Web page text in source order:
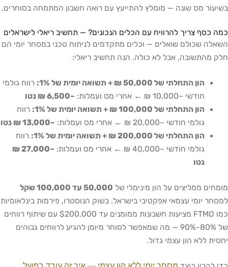
בשיעור מס שונה — מומלץ להתייעץ עם רואה חשבון המתמחה בסוחרים.
כמה כסף צריך להרוויח עם הכלים הנכונים? — תחשיב ריאלי לישראלים
השאלה שכולם שואלים — וכלים מתקדמים לניתוח טכני במסחר יומי הם
חלק מהתשובה, אבל לא כולה. הנה תחשיב ריאלי:
הון התחלתי של 50,000 ₪ + תשואה יומית של 1%:
רווח גולמי
חודשי ~10,000 ₪ ← אחרי מס ועמלות:
~6,500 ₪ נטו
הון התחלתי של 100,000 ₪ + תשואה יומית של 1%:
רווח
גולמי חודשי ~20,000 ₪ ← אחרי מס ועמלות:
~13,000 ₪ נטו
הון התחלתי של 200,000 ₪ + תשואה יומית של 1%:
רווח
גולמי חודשי ~40,000 ₪ ← אחרי מס ועמלות:
~27,000 ₪
נטו
מומחים ממליצים על הון מינימלי של 50,000 עד 100,000 שקל
למסחר יומי עצמאי אפקטיבי בישראל. בשוק הנוסטרו, פירמות בינלאומיות
כמו FTMO מציעות חשבונות ממומנים עד $200,000 עם שיתוף רווחים
של 80%-90% — מה שמאפשר לסוחר מיומן להגיע לרווחים גבוהים
יחסית ללא הון עצמי גדול.